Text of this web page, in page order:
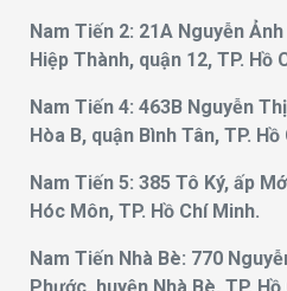
Nam Tiến 2: 21A Nguyễn
Hiệp Thành, quận 12, TP. Hồ
Nam Tiến 4: 463B Nguyễn
Hòa B, quận Bình Tân, TP. Hồ
Nam Tiến 5: 385 Tô Ký, ấp
Hóc Môn, TP. Hồ Chí Minh.
Nam Tiến Nhà Bè: 770